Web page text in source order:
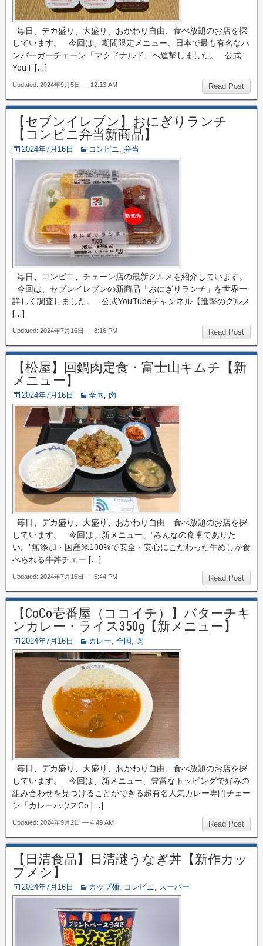
毎日、デカ盛り、大盛り、おかわり自由、食べ放題のお店を探
しています。 今回は、期間限定メニュー、日本で最も有名なハ
ンバーガーチェーン「マクドナルド」へ進撃しました。 公式
YouT […]
Read Post
Updated: 2024年9月5日 — 12:13 AM
【セブンイレブン】おにぎりランチ
【コンビニ弁当新商品】
2024年7月16日 コンビニ, 弁当
毎日、コンビニ、チェーン店の最新グルメを紹介しています。
今回は、セブンイレブンの新商品「おにぎりランチ」を世界一
詳しく調査しました。 公式YouTubeチャンネル【進撃のグルメ
[…]
Read Post
Updated: 2024年7月16日 — 8:16 PM
【松屋】回鍋肉定食・富士山キムチ【新
メニュー】
2024年7月16日 全国 , 肉
毎日、デカ盛り、大盛り、おかわり自由、食べ放題のお店を探
しています。 今回は、新メニュー、”みんなの食卓でありた
い。”無添加・国産米100%で安全・安心にこだわった牛めしが食
べられる牛丼チェー […]
Read Post
Updated: 2024年7月16日 — 5:44 PM
【CoCo壱番屋（ココイチ）】バターチキ
ンカレー・ライス350g【新メニュー】
2024年7月16日 カレー, 全国 , 肉
毎日、デカ盛り、大盛り、おかわり自由、食べ放題のお店を探
しています。 今回は、新メニュー、豊富なトッピングで好みの
組み合わせを見つけることができる超有名人気カレー専門チェー
ン「カレーハウスCo […]
Read Post
Updated: 2024年9月2日 — 4:49 AM
【日清食品】日清謎うなぎ丼【新作カッ
プメシ】
2024年7月16日 カップ麺, コンビニ, スーパー